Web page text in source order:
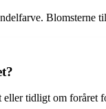
Blomsterne
tidligt om foråret